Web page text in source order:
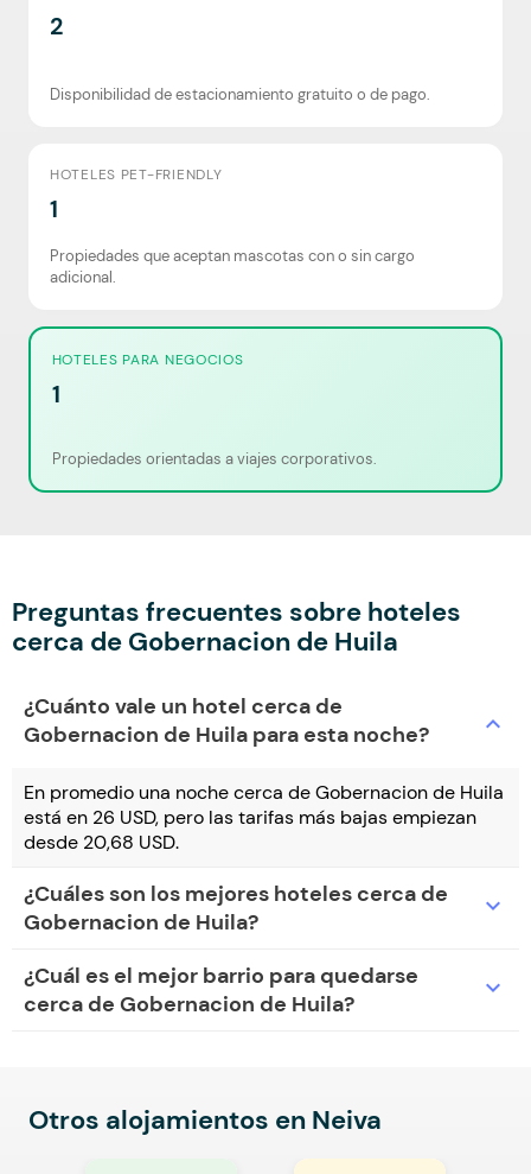
2
Disponibilidad de estacionamiento gratuito o de pago.
HOTELES PET-FRIENDLY
1
Propiedades que aceptan mascotas con o sin cargo
adicional.
HOTELES PARA NEGOCIOS
1
Propiedades orientadas a viajes corporativos.
Preguntas frecuentes sobre hoteles
cerca de Gobernacion de Huila
¿Cuánto vale un hotel cerca de
Gobernacion de Huila para esta noche?
expand_more
En promedio una noche cerca de Gobernacion de Huila
está en 26 USD, pero las tarifas más bajas empiezan
desde 20,68 USD.
¿Cuáles son los mejores hoteles cerca de
Gobernacion de Huila?
expand_more
¿Cuál es el mejor barrio para quedarse
cerca de Gobernacion de Huila?
expand_more
Otros alojamientos en Neiva